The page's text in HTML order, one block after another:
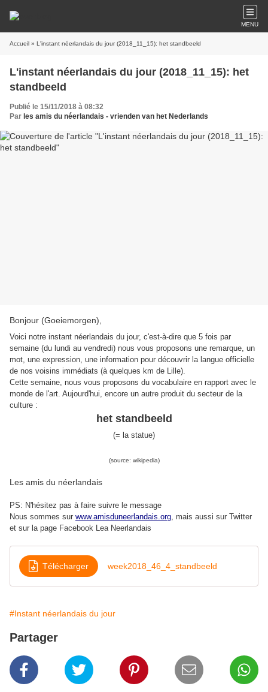
MENU
Accueil » L'instant néerlandais du jour (2018_11_15): het standbeeld
L'instant néerlandais du jour (2018_11_15): het
standbeeld
Publié le 15/11/2018 à 08:32
Par les amis du néerlandais - vrienden van het Nederlands
Bonjour (Goeiemorgen),
Voici notre instant néerlandais du jour, c'est-à-dire que 5 fois par
semaine (du lundi au vendredi) nous vous proposons une remarque, un
mot, une expression, une information pour découvrir la langue officielle
de nos voisins immédiats (à quelques km de Lille).
Cette semaine, nous vous proposons du vocabulaire en rapport avec le
monde de l'art. Aujourd'hui, encore un autre produit du secteur de la
culture :
het standbeeld
(= a statue)
(source: wikipedia)
Les amis du néerlandais
PS: N'hésitez pas à faire suivre le message
Nous sommes sur www.amisduneerlandais.org, mais aussi sur Twitter
et sur la page Facebook Lea Neerlandais
Télécharger week2018_46_4_standbeeld
#Instant néerlandais du jour
Partager